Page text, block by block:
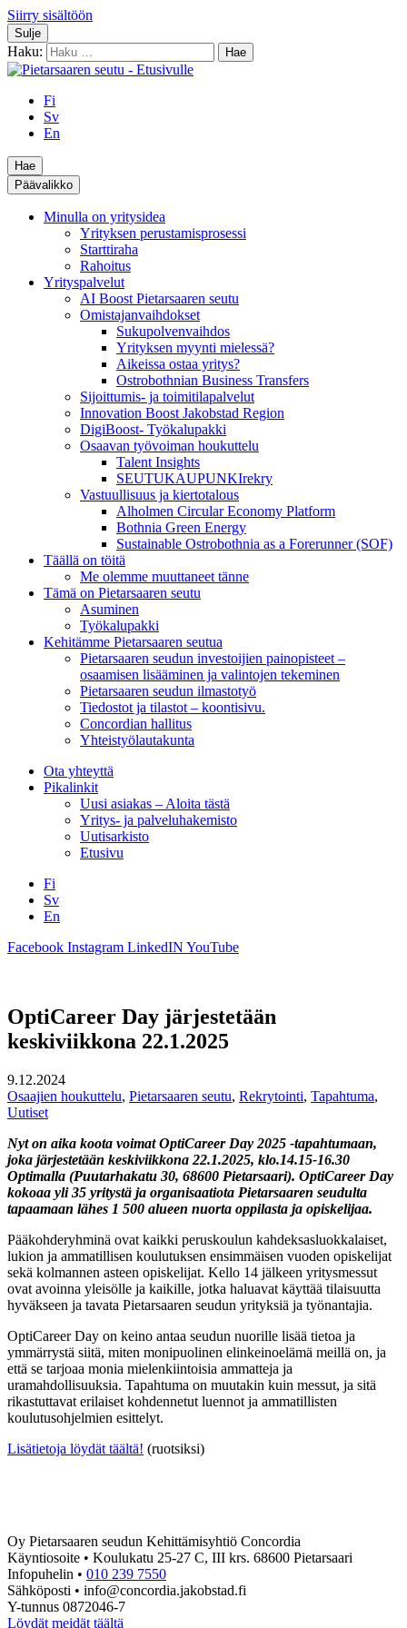
Siirry sisältöön
Sulje
Haku:
Fi
Sv
En
Hae
Päävalikko
Minulla on yritysidea
Yrityksen perustamisprosessi
Starttiraha
Rahoitus
Yrityspalvelut
AI Boost Pietarsaaren seutu
Omistajanvaihdokset
Sukupolvenvaihdos
Yrityksen myynti mielessä?
Aikeissa ostaa yritys?
Ostrobothnian Business Transfers
Sijoittumis- ja toimitilapalvelut
Innovation Boost Jakobstad Region
DigiBoost- Työkalupakki
Osaavan työvoiman houkuttelu
Talent Insights
SEUTUKAUPUNKIrekry
Vastuullisuus ja kiertotalous
Alholmen Circular Economy Platform
Bothnia Green Energy
Sustainable Ostrobothnia as a Forerunner (SOF)
Täällä on töitä
Me olemme muuttaneet tänne
Tämä on Pietarsaaren seutu
Asuminen
Työkalupakki
Kehitämme Pietarsaaren seutua
Pietarsaaren seudun investoijien painopisteet –
osaamisen lisääminen ja valintojen tekeminen
Pietarsaaren seudun ilmastotyö
Tiedostot ja tilastot – koontisivu.
Concordian hallitus
Yhteistyölautakunta
Ota yhteyttä
Pikalinkit
Uusi asiakas – Aloita tästä
Yritys- ja palveluhakemisto
Uutisarkisto
Etusivu
Fi
Sv
En
Facebook Instagram LinkedIN YouTube
OptiCareer Day järjestetään
keskiviikkona 22.1.2025
9.12.2024
Osaajien houkuttelu, Pietarsaaren seutu, Rekrytointi, Tapahtuma,
Uutiset
Nyt on aika koota voimat OptiCareer Day 2025 -tapahtumaan,
joka järjestetään keskiviikkona 22.1.2025, klo.14.15-16.30
Optimalla (Puutarhakatu 30, 68600 Pietarsaari). OptiCareer Day
kokoaa yli 35 yritystä ja organisaatiota Pietarsaaren seudulta
tapaamaan lähes 1 500 alueen nuorta oppilasta ja opiskelijaa.
Pääkohderyhminä ovat kaikki peruskoulun kahdeksasluokkalaiset,
lukion ja ammatillisen koulutuksen ensimmäisen vuoden opiskelijat
sekä kolmannen asteen opiskelijat. Kello 14 jälkeen yritysmessut
ovat avoinna yleisölle ja kaikille, jotka haluavat käyttää tilaisuutta
hyväkseen ja tavata Pietarsaaren seudun yrityksiä ja työnantajia.
OptiCareer Day on keino antaa seudun nuorille lisää tietoa ja
ymmärrystä siitä, miten monipuolinen elinkeinoelämä meillä on, ja
että se tarjoaa monia mielenkiintoisia ammatteja ja
uramahdollisuuksia. Tapahtuma on muutakin kuin messut, ja sitä
rikastuttavat erilaiset kohdennetut luennot ja ammatillisten
koulutusohjelmien esittelyt.
Lisätietoja löydät täältä! (ruotsiksi)
Oy Pietarsaaren seudun Kehittämisyhtiö Concordia
Käyntiosoite • Koulukatu 25-27 C, III krs. 68600 Pietarsaari
Infopuhelin • 010 239 7550
Sähköposti • info@concordia.jakobstad.fi
Y-tunnus 0872046-7
Löydät meidät täältä